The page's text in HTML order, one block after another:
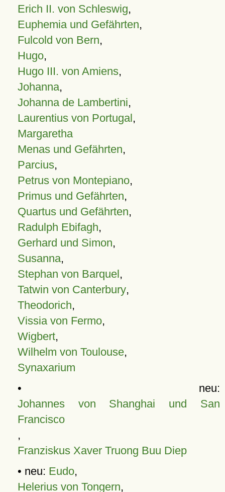
Erich II. von Schleswig,
Euphemia und Gefährten,
Fulcold von Bern,
Hugo,
Hugo III. von Amiens,
Johanna,
Johanna de Lambertini,
Laurentius von Portugal,
Margaretha
Menas und Gefährten,
Parcius,
Petrus von Montepiano,
Primus und Gefährten,
Quartus und Gefährten,
Radulph Ebifagh,
Gerhard und Simon,
Susanna,
Stephan von Barquel,
Tatwin von Canterbury,
Theodorich,
Vissia von Fermo,
Wigbert,
Wilhelm von Toulouse,
Synaxarium
• neu:
Johannes von Shanghai und San
Francisco
,
Franziskus Xaver Truong Buu Diep
• neu: Eudo,
Helerius von Tongern,